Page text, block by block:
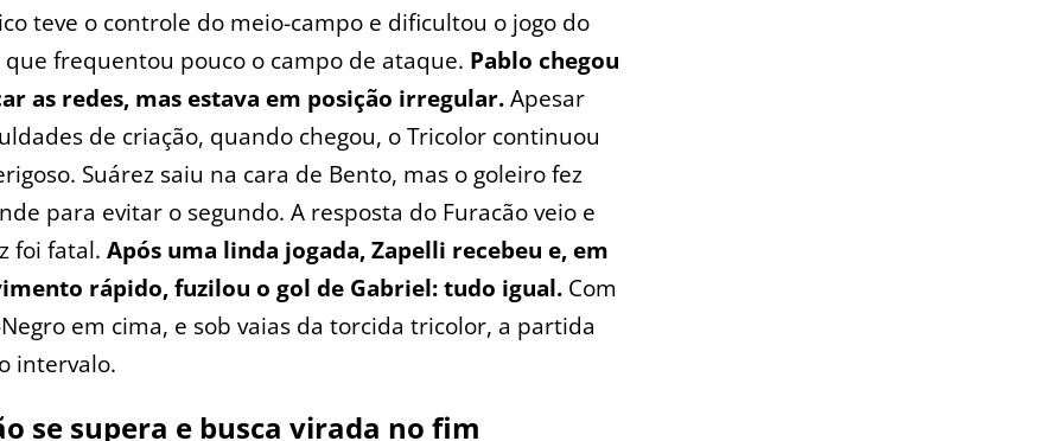
teve o controle do meio-campo e dificultou o jogo do
que frequentou pouco o campo de ataque. Pablo chegou
as redes, mas estava em posição irregular.Apesar
de criação, quando chegou, o Tricolor continuou
Suárez saiu na cara de Bento, mas o goleiro fez
para evitar o segundo. A resposta do Furacão veio e
foi fatal. Após uma linda jogada, Zapelli recebeu e, em
rápido, fuzilou o gol de Gabriel: tudo igual. Com
em cima, e sob vaias da torcida tricolor, a partida
intervalo.
se supera e busca virada no fim